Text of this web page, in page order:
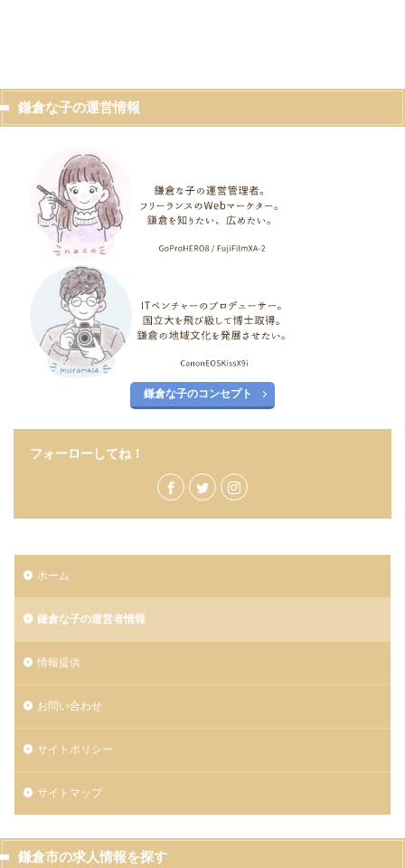
鎌倉な子の運営情報
鎌倉な子のコンセプト
フォーローしてね！
ホーム
鎌倉な子の運営者情報
情報提供
お問い合わせ
サイトポリシー
サイトマップ
鎌倉市の求人情報を探す